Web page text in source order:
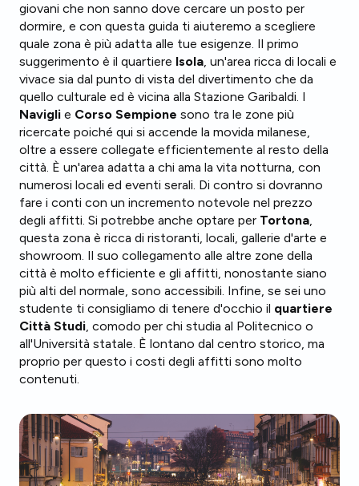
giovani che non sanno dove cercare un posto per
dormire, e con questa guida ti aiuteremo a scegliere
quale zona è più adatta alle tue esigenze. Il primo
suggerimento è il quartiere Isola, un'area ricca di locali e
vivace sia dal punto di vista del divertimento che da
quello culturale ed è vicina alla Stazione Garibaldi. I
Navigli e Corso Sempione sono tra le zone più
ricercate poiché qui si accende la movida milanese,
oltre a essere collegate efficientemente al resto della
città. È un'area adatta a chi ama la vita notturna, con
numerosi locali ed eventi serali. Di contro si dovranno
fare i conti con un incremento notevole nel prezzo
degli affitti. Si potrebbe anche optare per Tortona,
questa zona è ricca di ristoranti, locali, gallerie d'arte e
showroom. Il suo collegamento alle altre zone della
città è molto efficiente e gli affitti, nonostante siano
più alti del normale, sono accessibili. Infine, se sei uno
studente ti consigliamo di tenere d'occhio il quartiere
Città Studi, comodo per chi studia al Politecnico o
all'Università statale. È lontano dal centro storico, ma
proprio per questo i costi degli affitti sono molto
contenuti.